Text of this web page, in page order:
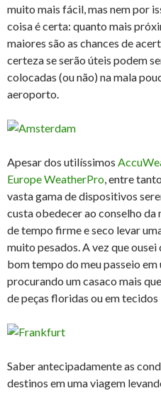
muito mais fácil, mas nem por
coisa é certa: quanto mais
maiores são as chances de
certeza se serão úteis podem
colocadas (ou não) na mala
aeroporto.
Apesar dos utilíssimos
Europe WeatherPro, entre
vasta gama de dispositivos
custa obedecer ao conselho da
de tempo firme e seco levar
muito pesados. A vez que
bom tempo do meu passeio
procurando um casaco mais
de peças floridas ou em tecidos
Saber antecipadamente as
destinos em uma viagem